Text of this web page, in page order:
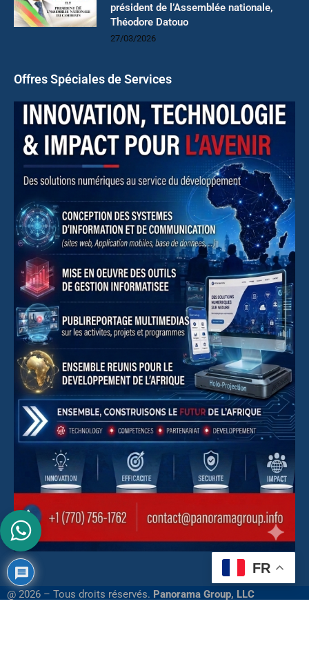
président de l’Assemblée nationale,
Théodore Datouo
27/03/2026
Offres Spéciales de Services
@ 2026 – Tous droits réservés. Panorama Group, LLC
FR